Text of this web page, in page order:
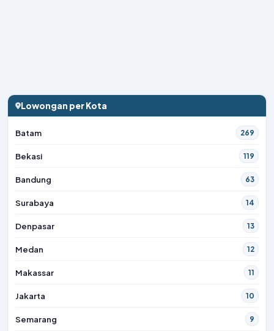
Lowongan per Kota
Batam 269
Bekasi 119
Bandung 63
Surabaya 14
Denpasar 13
Medan 12
Makassar 11
Jakarta 10
Semarang 9